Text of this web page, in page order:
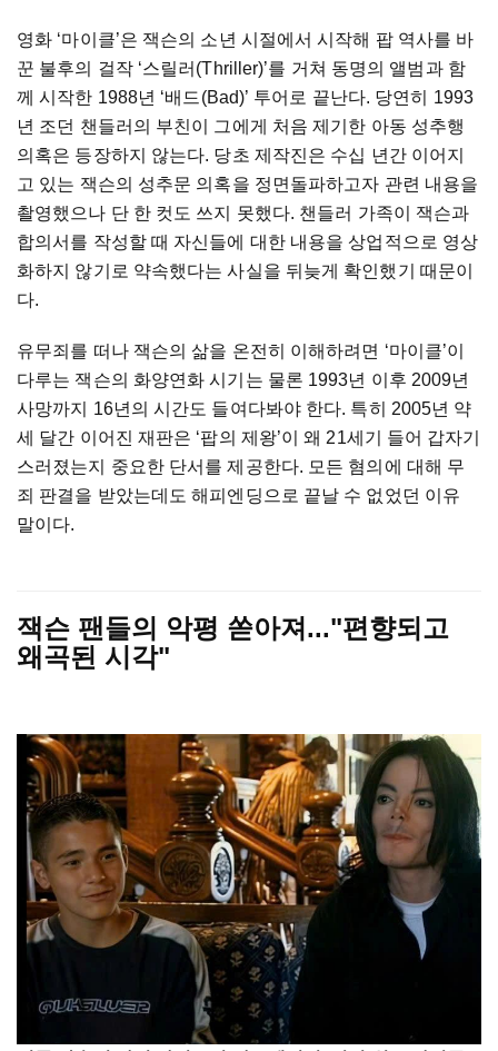
영화 ‘마이클’은 잭슨의 소년 시절에서 시작해 팝 역사를 바
꾼 불후의 걸작 ‘스릴러(Thriller)’를 거쳐 동명의 앨범과 함
께 시작한 1988년 ‘배드(Bad)’ 투어로 끝난다. 당연히 1993
년 조던 챈들러의 부친이 그에게 처음 제기한 아동 성추행
의혹은 등장하지 않는다. 당초 제작진은 수십 년간 이어지
고 있는 잭슨의 성추문 의혹을 정면돌파하고자 관련 내용을
촬영했으나 단 한 컷도 쓰지 못했다. 챈들러 가족이 잭슨과
합의서를 작성할 때 자신들에 대한 내용을 상업적으로 영상
화하지 않기로 약속했다는 사실을 뒤늦게 확인했기 때문이
다.
유무죄를 떠나 잭슨의 삶을 온전히 이해하려면 ‘마이클’이
다루는 잭슨의 화양연화 시기는 물론 1993년 이후 2009년
사망까지 16년의 시간도 들여다봐야 한다. 특히 2005년 약
세 달간 이어진 재판은 ‘팝의 제왕’이 왜 21세기 들어 갑자기
스러졌는지 중요한 단서를 제공한다. 모든 혐의에 대해 무
죄 판결을 받았는데도 해피엔딩으로 끝날 수 없었던 이유
말이다.
잭슨 팬들의 악평 쏟아져..."편향되고
왜곡된 시각"